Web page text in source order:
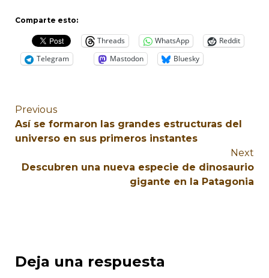
Comparte esto:
Threads WhatsApp
Reddit
Telegram
Mastodon Bluesky
Previous
Así se formaron las grandes estructuras del
universo en sus primeros instantes
Next
Descubren una nueva especie de dinosaurio
gigante en la Patagonia
Deja una respuesta